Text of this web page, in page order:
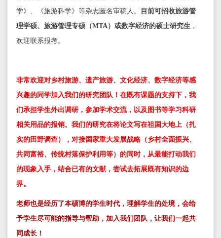
学》、《旅游科学》等杂志匿名审稿人。
目前可招收旅游管
理学硕、旅游管理专硕（MTA）或数字经济的硕士研究生 ，
欢迎联系报考。
非常欢迎对乡村旅游、遗产旅游、文化经济、数字经济等感
兴趣的同学加入我们的研究团队！ 在既有课题的支持下，我
们承担学生外出调研，参加学术交流，以及图书等学习科研
相关用品的报销。 我们的研究在将论文写在祖国大地上（扎
实的田野调查），对接国家重大发展战略（乡村全面振兴、
共同富裕、传统村落保护利用等）的同时，从最能打动我们
的现象入手，结合已有的文献，尝试去拓展既有知识的边
界。
老师也是经历了本硕博的学生时代，理解学生的处境，会给
予学生尽可能的指导与帮助，加入我们团队，让我们一起共
同成长！